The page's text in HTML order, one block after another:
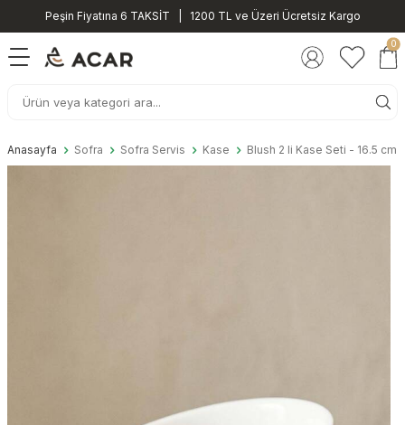
Peşin Fiyatına 6 TAKSİT | 1200 TL ve Üzeri Ücretsiz Kargo
0
Anasayfa Sofra Sofra Servis Kase Blush 2 li Kase Seti - 16.5 cm